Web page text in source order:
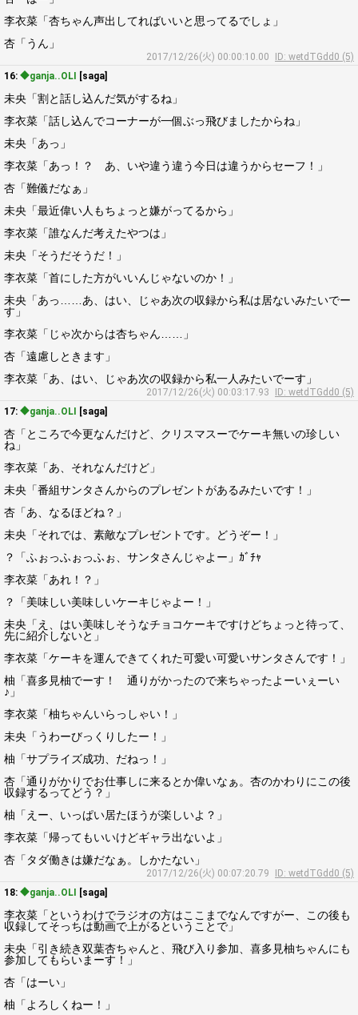
李衣菜「杏ちゃん声出してればいいと思ってるでしょ」
杏「うん」
2017/12/26(火) 00:00:10.00
ID: wetdTGdd0 (5)
16: ◆ganja..OLI [saga]
未央「割と話し込んだ気がするね」
李衣菜「話し込んでコーナーが一個ぶっ飛びましたからね」
未央「あっ」
李衣菜「あっ！？ あ、いや違う違う今日は違うからセーフ！」
杏「難儀だなぁ」
未央「最近偉い人もちょっと嫌がってるから」
李衣菜「誰なんだ考えたやつは」
未央「そうだそうだ！」
李衣菜「首にした方がいいんじゃないのか！」
未央「あっ……あ、はい、じゃあ次の収録から私は居ないみたいでー
す」
李衣菜「じゃ次からは杏ちゃん……」
杏「遠慮しときます」
李衣菜「あ、はい、じゃあ次の収録から私一人みたいでーす」
2017/12/26(火) 00:03:17.93
ID: wetdTGdd0 (5)
17: ◆ganja..OLI [saga]
杏「ところで今更なんだけど、クリスマスーでケーキ無いの珍しい
ね」
李衣菜「あ、それなんだけど」
未央「番組サンタさんからのプレゼントがあるみたいです！」
杏「あ、なるほどね？」
未央「それでは、素敵なプレゼントです。どうぞー！」
？「ふぉっふぉっふぉ、サンタさんじゃよー」ｶﾞﾁｬ
李衣菜「あれ！？」
？「美味しい美味しいケーキじゃよー！」
未央「え、はい美味しそうなチョコケーキですけどちょっと待って、
先に紹介しないと」
李衣菜「ケーキを運んできてくれた可愛い可愛いサンタさんです！」
柚「喜多見柚でーす！ 通りがかったので来ちゃったよーいぇーい
♪」
李衣菜「柚ちゃんいらっしゃい！」
未央「うわーびっくりしたー！」
柚「サプライズ成功、だねっ！」
杏「通りがかりでお仕事しに来るとか偉いなぁ。杏のかわりにこの後
収録するってどう？」
柚「えー、いっぱい居たほうが楽しいよ？」
李衣菜「帰ってもいいけどギャラ出ないよ」
杏「タダ働きは嫌だなぁ。しかたない」
2017/12/26(火) 00:07:20.79
ID: wetdTGdd0 (5)
18: ◆ganja..OLI [saga]
李衣菜「というわけでラジオの方はここまでなんですがー、この後も
収録してそっちは動画で上がるということで」
未央「引き続き双葉杏ちゃんと、飛び入り参加、喜多見柚ちゃんにも
参加してもらいまーす！」
杏「はーい」
柚「よろしくねー！」